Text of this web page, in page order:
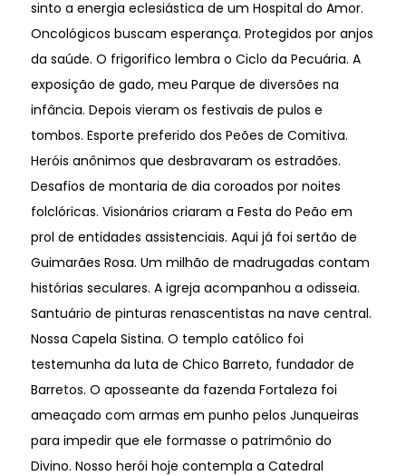
sinto a energia eclesiástica de um Hospital do Amor.
Oncológicos buscam esperança. Protegidos por anjos
da saúde. O frigorifico lembra o Ciclo da Pecuária. A
exposição de gado, meu Parque de diversões na
infância. Depois vieram os festivais de pulos e
tombos. Esporte preferido dos Peões de Comitiva.
Heróis anônimos que desbravaram os estradões.
Desafios de montaria de dia coroados por noites
folclóricas. Visionários criaram a Festa do Peão em
prol de entidades assistenciais. Aqui já foi sertão de
Guimarães Rosa. Um milhão de madrugadas contam
histórias seculares. A igreja acompanhou a odisseia.
Santuário de pinturas renascentistas na nave central.
Nossa Capela Sistina. O templo católico foi
testemunha da luta de Chico Barreto, fundador de
Barretos. O aposseante da fazenda Fortaleza foi
ameaçado com armas em punho pelos Junqueiras
para impedir que ele formasse o patrimônio do
Divino. Nosso herói hoje contempla a Catedral